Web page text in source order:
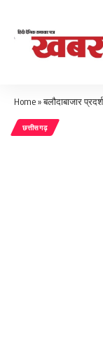
Home»बलौदाबाजार प्रदर्शन मामला :
छत्तीसगढ़